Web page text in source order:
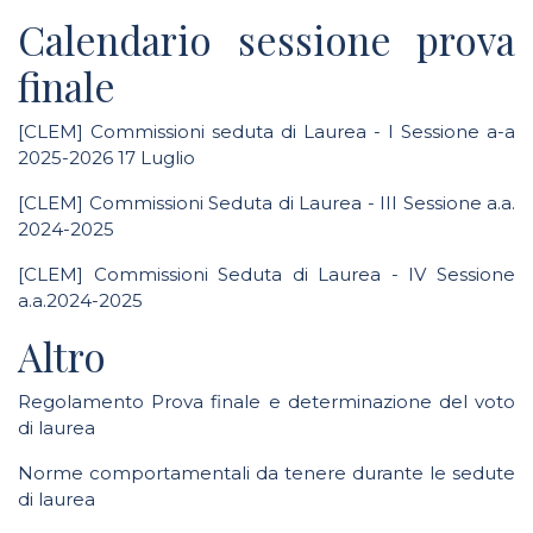
Calendario sessione prova
finale
[CLEM] Commissioni seduta di Laurea - I Sessione a-a
2025-2026 17 Luglio
[CLEM] Commissioni Seduta di Laurea - III Sessione a.a.
2024-2025
[CLEM] Commissioni Seduta di Laurea - IV Sessione
a.a.2024-2025
Altro
Regolamento Prova finale e determinazione del voto
di laurea
Norme comportamentali da tenere durante le sedute
di laurea